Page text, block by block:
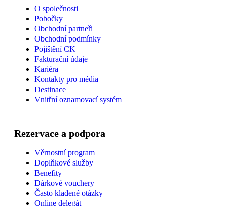
O společnosti
Pobočky
Obchodní partneři
Obchodní podmínky
Pojištění CK
Fakturační údaje
Kariéra
Kontakty pro média
Destinace
Vnitřní oznamovací systém
Rezervace a podpora
Věrnostní program
Doplňkové služby
Benefity
Dárkové vouchery
Často kladené otázky
Online delegát